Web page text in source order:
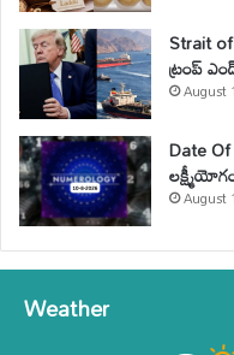
Strait
ట్రంప్
August
Date
August
Weather